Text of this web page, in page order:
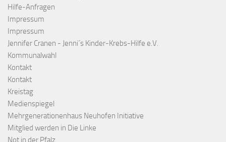
Hilfe-Anfragen
Impressum
Impressum
Jennifer Cranen - Jenni´s Kinder-Krebs-Hilfe e.V.
Kommunalwahl
Kontakt
Kontakt
Kreistag
Medienspiegel
Mehrgenerationenhaus Neuhofen Initiative
Mitglied werden in Die Linke
Not in der Pfalz